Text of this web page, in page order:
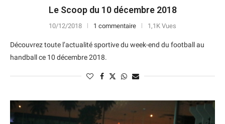
Le Scoop du 10 décembre 2018
10/12/2018 1 commentaire 1,1K Vues
Découvrez toute l’actualité sportive du week-end du football au
handball ce 10 décembre 2018.